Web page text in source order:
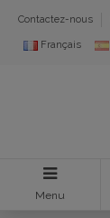
Contactez-nous
Français
Menu